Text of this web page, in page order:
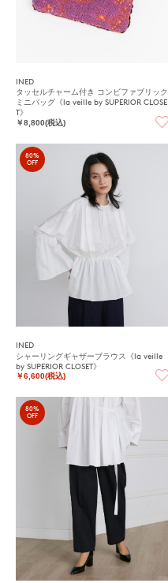
INED
タッセルチャーム付き コンビファブリック
ミニバッグ《la veille by SUPERIOR CLOSE
T》
￥8,800(税込)
80%
OFF
INED
シャーリングギャザーブラウス《la veille
by SUPERIOR CLOSET》
￥6,600(税込)
80%
OFF